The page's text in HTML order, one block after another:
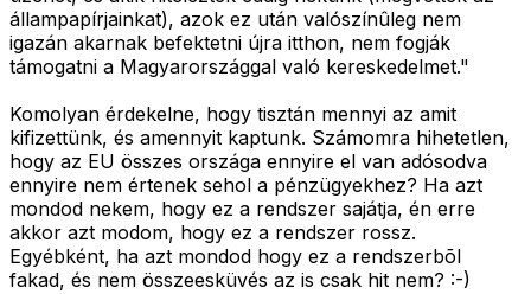
állampapírjainkat), azok ez után valószínûleg nem
igazán akarnak befektetni újra itthon, nem fogják
támogatni a Magyarországgal való kereskedelmet."
Komolyan érdekelne, hogy tisztán mennyi az amit
kifizettünk, és amennyit kaptunk. Számomra hihetetlen,
hogy az EU összes országa ennyire el van adósodva
ennyire nem értenek sehol a pénzügyekhez? Ha azt
mondod nekem, hogy ez a rendszer sajátja, én erre
akkor azt modom, hogy ez a rendszer rossz.
Egyébként, ha azt mondod hogy ez a rendszerbõl
fakad, és nem összeesküvés az is csak hit nem? :-)